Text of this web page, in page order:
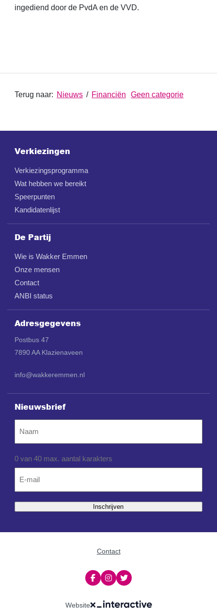
ingediend door de PvdA en de VVD.
Terug naar: Nieuws / Financiën Geen categorie
Verkiezingen
Verkiezingsprogramma
Wat hebben we bereikt
Speerpunten
Kandidatenlijst
De Partij
Wie is Wakker Emmen
Onze mensen
Contact
ANBI status
Adresgegevens
Postbus 47
7890 AA Klazienaveen
info@wakkeremmen.nl
Nieuwsbrief
0 van 40 max. aantal karakters
Inschrijven
Contact
Website